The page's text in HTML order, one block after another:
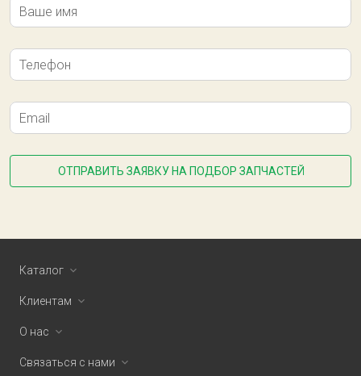
Ваше имя
Телефон
Email
ОТПРАВИТЬ ЗАЯВКУ НА ПОДБОР ЗАПЧАСТЕЙ
Каталог
Клиентам
О нас
Связаться с нами